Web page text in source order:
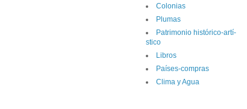
Colonias
Plumas
Patrimonio histórico-artí­
stico
Libros
Paí­ses-compras
Clima y Agua